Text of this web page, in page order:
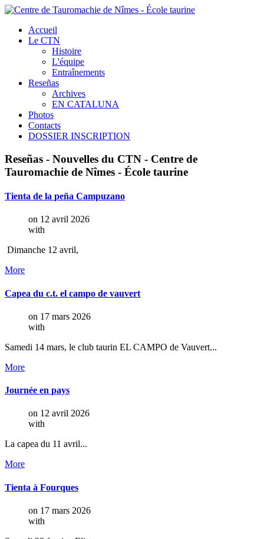
Accueil
Le CTN
Histoire
L'équipe
Entraînements
Reseñas
Archives
EN CATALUNA
Photos
Contacts
DOSSIER INSCRIPTION
Reseñas - Nouvelles du CTN - Centre de
Tauromachie de Nîmes - École taurine
Tienta de la peña Campuzano
on 12 avril 2026
with
Dimanche 12 avril,
More
Capea du c.t. el campo de vauvert
on 17 mars 2026
with
Samedi 14 mars, le club taurin EL CAMPO de Vauvert...
More
Journée en pays
on 12 avril 2026
with
La capea du 11 avril...
More
Tienta à Fourques
on 17 mars 2026
with